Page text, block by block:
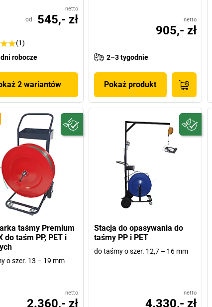
netto
od 545,- zł
(1)
robocze
2 wariantów
netto
905,- zł
2–3 tygodnie
Pokaż produkt
taśmy Premium
do taśm PP, PET i
o szer. 13 – 19 mm
netto
2.360,- zł
Stacja do opasywania do
taśmy PP i PET
do taśmy o szer. 12,7 – 16 mm
netto
4.330,- zł